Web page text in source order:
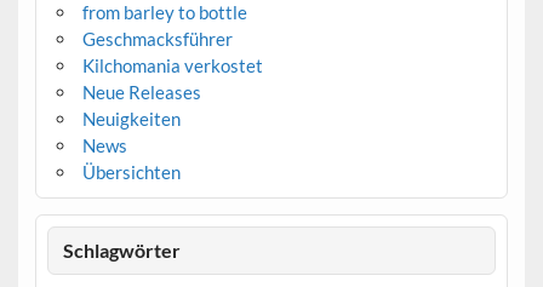
from barley to bottle
Geschmacksführer
Kilchomania verkostet
Neue Releases
Neuigkeiten
News
Übersichten
Schlagwörter